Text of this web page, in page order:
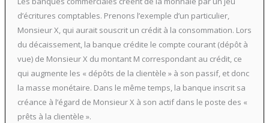
d’écritures comptables. Prenons l’exemple d’un particulier,
Monsieur X, qui aurait souscrit un crédit à la consommation. Lors
du décaissement, la banque crédite le compte courant (dépôt à
vue) de Monsieur X du montant M correspondant au crédit, ce
qui augmente les « dépôts de la clientèle » à son passif, et donc
la masse monétaire. Dans le même temps, la banque inscrit sa
créance à l’égard de Monsieur X à son actif dans le poste des «
prêts à la clientèle ».